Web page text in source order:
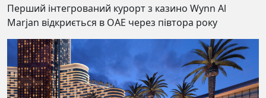
Перший інтегрований курорт з казино Wynn Al
Marjan відкриється в ОАЕ через півтора року